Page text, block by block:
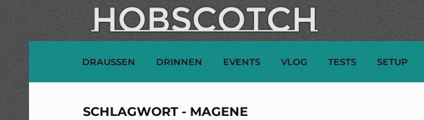
DRAUSSEN DRINNEN EVENTS VLOG TESTS SETUP
SCHLAGWORT - MAGENE